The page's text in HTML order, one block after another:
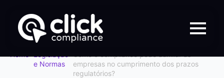
e Normas
empresas no cumprimento dos prazos
regulatórios?